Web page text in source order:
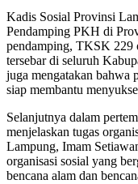
Kadis Sosial Provinsi
Pendamping PKH di
pendamping, TKSK 229
tersebar di seluruh
juga mengatakan bahwa
siap membantu
Selanjutnya dalam
menjelaskan tugas
Lampung, Imam
organisasi sosial yang
bencana alam dan